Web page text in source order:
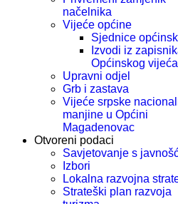
načelnika
Vijeće općine
Sjednice
Izvodi iz
Općinskog vijeća
Upravni odjel
Grb i zastava
Vijeće srpske
manjine u Općini
Magadenovac
Otvoreni podaci
Savjetovanje s
Izbori
Lokalna razvojna
Strateški plan razvoja